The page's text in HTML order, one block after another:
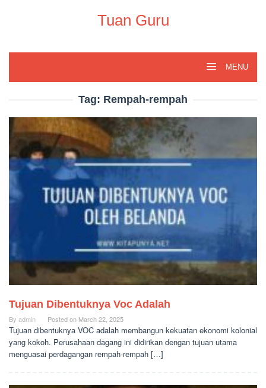
Tuan Guru
MENU
Tag: Rempah-rempah
Tujuan Dibentuknya Voc Adalah
By admin Posted on March 22, 2025
Tujuan dibentuknya VOC adalah membangun kekuatan ekonomi kolonial
yang kokoh. Perusahaan dagang ini didirikan dengan tujuan utama
menguasai perdagangan rempah-rempah […]